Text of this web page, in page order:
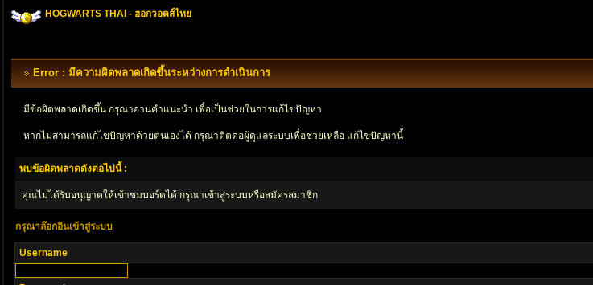
HOGWARTS THAI - ฮอกวอตส์ไทย
Error : มีความผิดพลาดเกิดขึ้นระหว่างการดำเนินการ
มีข้อผิดพลาดเกิดขึ้น กรุณาอ่านคำแนะนำ เพื่อเป็นช่วยในการแก้ไขปัญหา
หากไม่สามารถแก้ไขปัญหาด้วยตนเองได้ กรุณาติตด่อผู้ดูแลระบบเพื่อช่วยเหลือ แก้ไขปัญหานี้
พบข้อผิดพลาดดังต่อไปนี้ :
คุณไม่ได้รับอนุญาตให้เข้าชมบอร์ดได้ กรุณาเข้าสู่ระบบหรือสมัครสมาชิก
กรุณาล๊อกอินเข้าสู่ระบบ
Username